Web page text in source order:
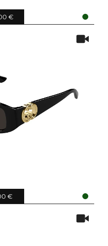
€
€